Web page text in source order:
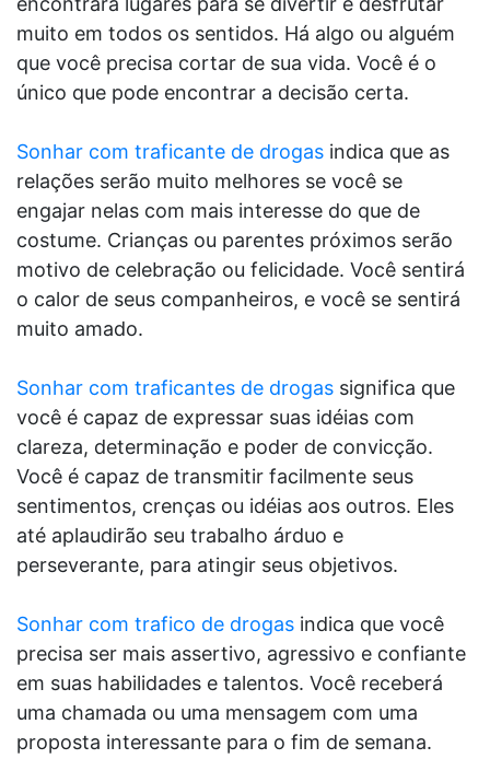
muito em todos os sentidos. Há algo ou alguém
que você precisa cortar de sua vida. Você é o
único que pode encontrar a decisão certa.
Sonhar com traficante de drogas indica que as
relações serão muito melhores se você se
engajar nelas com mais interesse do que de
costume. Crianças ou parentes próximos serão
motivo de celebração ou felicidade. Você sentirá
o calor de seus companheiros, e você se sentirá
muito amado.
Sonhar com traficantes de drogas significa que
você é capaz de expressar suas idéias com
clareza, determinação e poder de convicção.
Você é capaz de transmitir facilmente seus
sentimentos, crenças ou idéias aos outros. Eles
até aplaudirão seu trabalho árduo e
perseverante, para atingir seus objetivos.
Sonhar com trafico de drogas indica que você
precisa ser mais assertivo, agressivo e confiante
em suas habilidades e talentos. Você receberá
uma chamada ou uma mensagem com uma
proposta interessante para o fim de semana.